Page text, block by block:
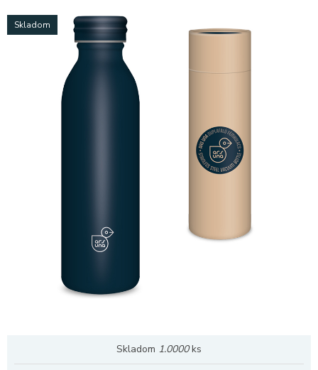
Extra výpredaj zásob Výpredaj BTS
Skladom
Skladom 1.0000ks